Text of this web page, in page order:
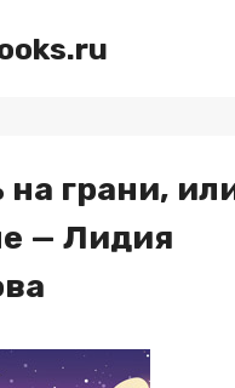
грани,
— Лидия